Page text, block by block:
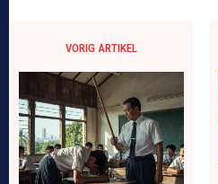
VORIG ARTIKEL